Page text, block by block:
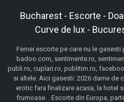
Bucharest - Escorte -
Curve de lux -
. Femei escorte pe care nu le
badoo.com, sentimente.ro,
publi.ro, cuplari.ro, publitim.ro,
si altele. Aici gasesti: 2026 dame de
erotic fara finalizare acasa, la hotel
frumoase. . Escorte din Europa,